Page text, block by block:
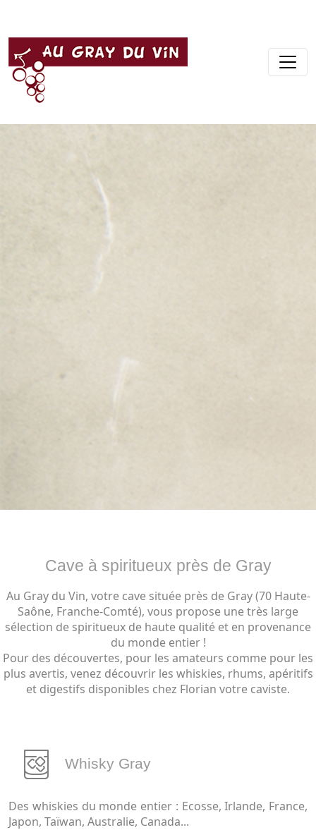
Cave à spiritueux près de Gray
Au Gray du Vin, votre cave située près de Gray (70 Haute-
Saône, Franche-Comté), vous propose une très large
sélection de spiritueux de haute qualité et en provenance
du monde entier !
Pour des découvertes, pour les amateurs comme pour les
plus avertis, venez découvrir les whiskies, rhums, apéritifs
et digestifs disponibles chez Florian votre caviste.
Whisky Gray
Des whiskies du monde entier : Ecosse, Irlande, France,
Japon, Taïwan, Australie, Canada...